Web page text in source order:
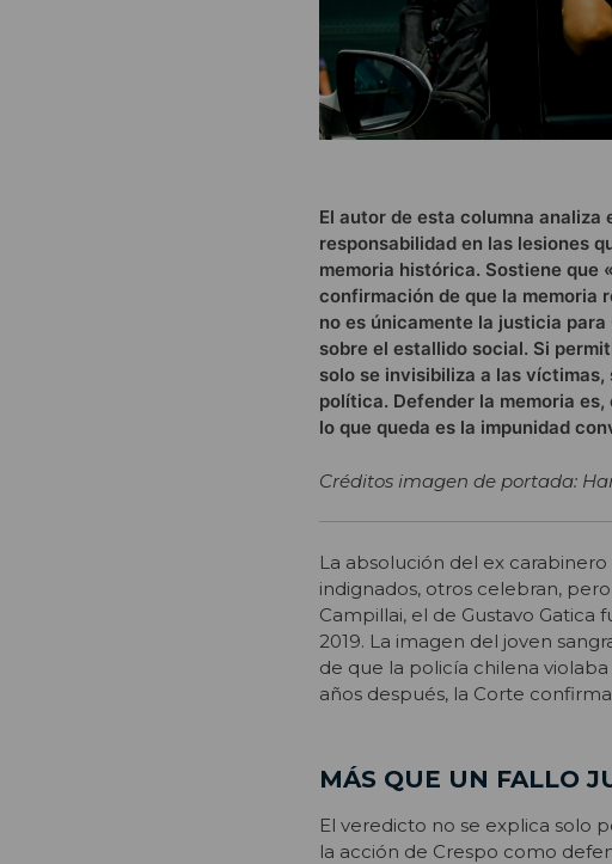
El autor de esta columna analiza
responsabilidad en las lesiones
memoria histórica. Sostiene que
confirmación de que la memoria
no es únicamente la justicia
sobre el estallido social. Si
solo se invisibiliza a las
política. Defender la memoria
lo que queda es la impunidad
Créditos imagen de portada:
La absolución del ex
indignados, otros celebran,
Campillai, el de Gustavo Gatica
2019. La imagen del joven
de que la policía chilena
años después, la Corte
MÁS QUE UN FALLO
El veredicto no se explica solo
la acción de Crespo como